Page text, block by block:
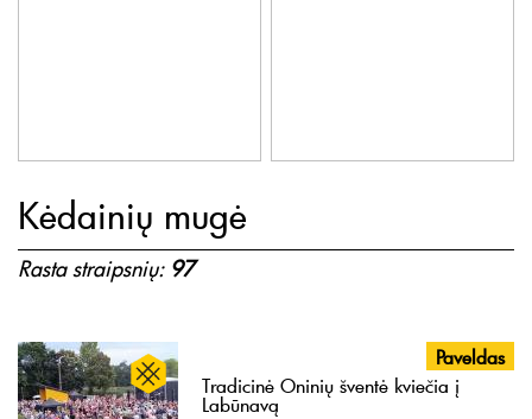
Kėdainių mugė
Rasta straipsnių: 97
Paveldas
Tradicinė Oninių šventė kviečia į
Labūnavą